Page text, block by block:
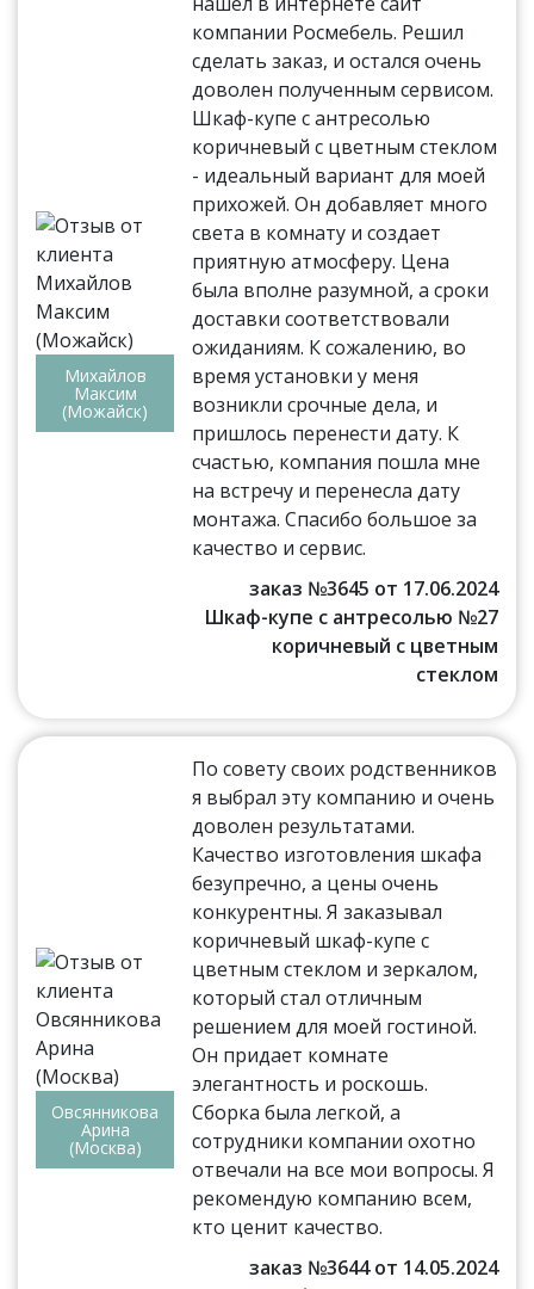
Михайлов
Максим
(Можайск)
компании Росмебель. Решил
сделать заказ, и остался очень
доволен полученным сервисом.
Шкаф-купе с антресолью
коричневый с цветным стеклом
- идеальный вариант для моей
прихожей. Он добавляет много
света в комнату и создает
приятную атмосферу. Цена
была вполне разумной, а сроки
доставки соответствовали
ожиданиям. К сожалению, во
время установки у меня
возникли срочные дела, и
пришлось перенести дату. К
счастью, компания пошла мне
на встречу и перенесла дату
монтажа. Спасибо большое за
качество и сервис.
заказ №3645 от 17.06.2024
Шкаф-купе с антресолью №27
коричневый с цветным
стеклом
Овсянникова
Арина
(Москва)
По совету своих родственников
я выбрал эту компанию и очень
доволен результатами.
Качество изготовления шкафа
безупречно, а цены очень
конкурентны. Я заказывал
коричневый шкаф-купе с
цветным стеклом и зеркалом,
который стал отличным
решением для моей гостиной.
Он придает комнате
элегантность и роскошь.
Сборка была легкой, а
сотрудники компании охотно
отвечали на все мои вопросы. Я
рекомендую компанию всем,
кто ценит качество.
заказ №3644 от 14.05.2024